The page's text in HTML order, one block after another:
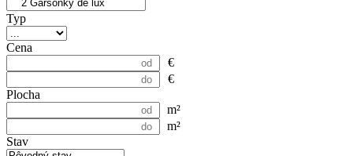
Typ
Cena
€
€
Plocha
m²
m²
Stav